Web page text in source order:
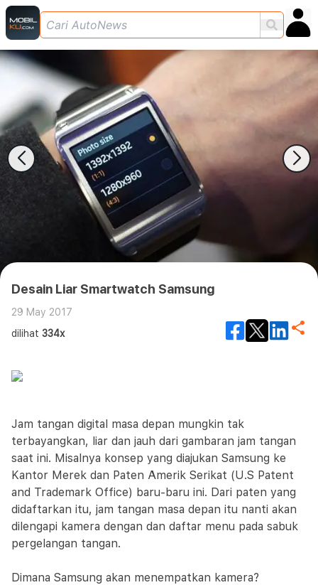
Desain Liar Smartwatch Samsung
29 May 2017
dilihat 334x
Jam tangan digital masa depan mungkin tak
terbayangkan, liar dan jauh dari gambaran jam tangan
saat ini. Misalnya konsep yang diajukan Samsung ke
Kantor Merek dan Paten Amerik Serikat (U.S Patent
and Trademark Office) baru-baru ini. Dari paten yang
didaftarkan itu, jam tangan masa depan itu nanti akan
dilengapi kamera dengan dan daftar menu pada sabuk
pergelangan tangan.
Dimana Samsung akan menempatkan kamera?